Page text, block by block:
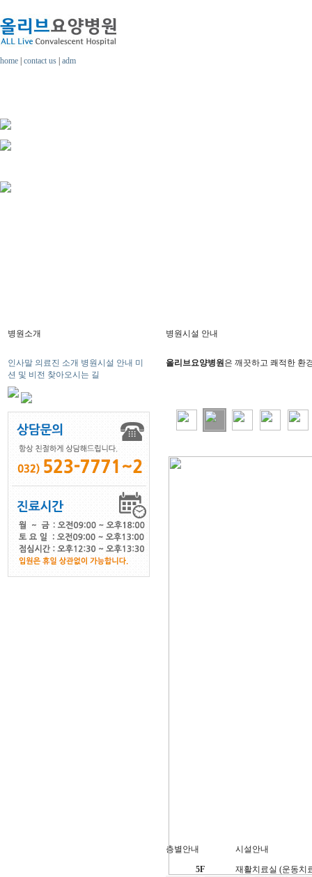
home contact us adm
병원소개
인사말 의료진 소개 병원시설 안내 미
션 및 비전 찾아오시는 길
병원시설 안내
올리브요양병원은 깨끗하고 쾌적한 환
층별안내 시설안내
5F
재활치료실 (운동치